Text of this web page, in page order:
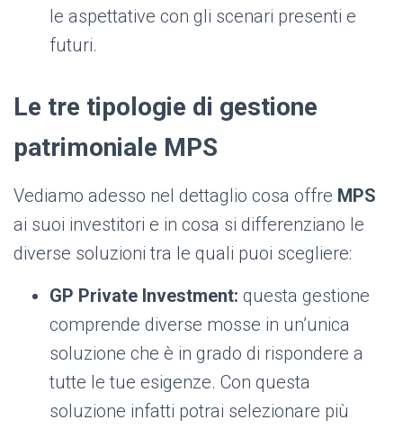
le aspettative con gli scenari presenti e
futuri.
Le tre tipologie di gestione
patrimoniale MPS
Vediamo adesso nel dettaglio cosa offre MPS
ai suoi investitori e in cosa si differenziano le
diverse soluzioni tra le quali puoi scegliere:
GP Private Investment: questa gestione
comprende diverse mosse in un’unica
soluzione che è in grado di rispondere a
tutte le tue esigenze. Con questa
soluzione infatti potrai selezionare più